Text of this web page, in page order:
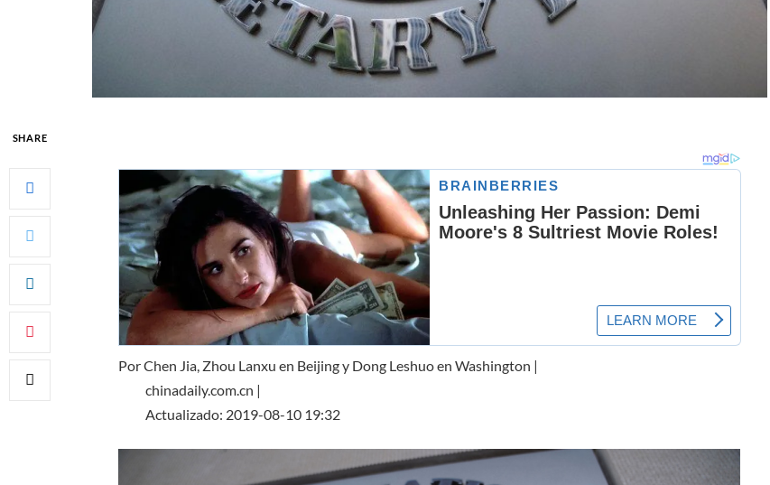
SHARE
Por Chen Jia, Zhou Lanxu en Beijing y Dong Leshuo en Washington |
chinadaily.com.cn |
Actualizado: 2019-08-10 19:32